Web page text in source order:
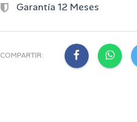
Garantía 12 Meses
COMPARTIR: